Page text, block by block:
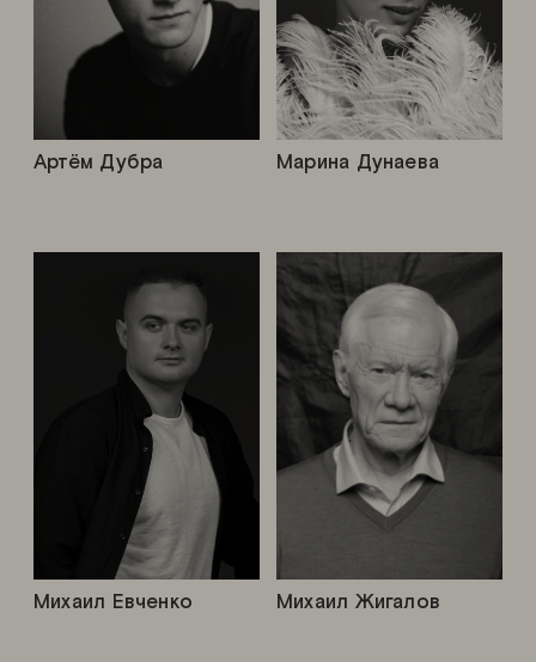
Артём Дубра
Михаил Жигалов
Михаил Евченко
Марина Дунаева